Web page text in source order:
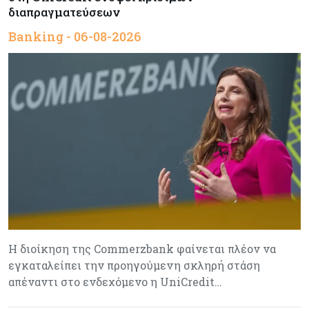
διαπραγματεύσεων
Banking - 06-08-2026
H διοίκηση της Commerzbank φαίνεται πλέον να
εγκαταλείπει την προηγούμενη σκληρή στάση
απέναντι στο ενδεχόμενο η UniCredit…